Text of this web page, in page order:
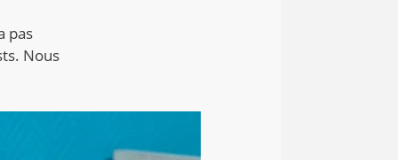
pas
Nous